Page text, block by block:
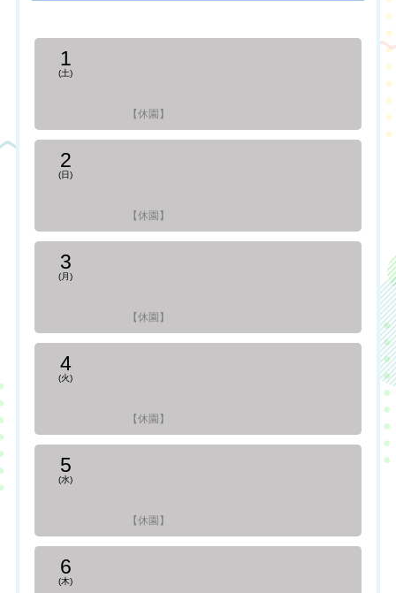
1
(土)
【休園】
2
(日)
【休園】
3
(月)
【休園】
4
(火)
【休園】
5
(水)
【休園】
6
(木)